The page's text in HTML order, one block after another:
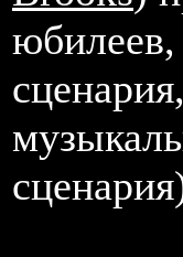
юбилеев,